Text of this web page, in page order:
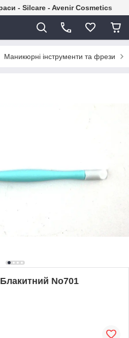
- Silcare - Avenir Cosmetics
Маникюрні інструменти та фрези
No701